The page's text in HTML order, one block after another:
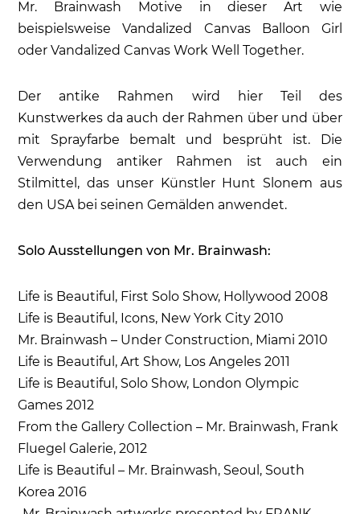
Mr. Brainwash Motive in dieser Art wie
beispielsweise Vandalized Canvas Balloon Girl
oder Vandalized Canvas Work Well Together.
Der antike Rahmen wird hier Teil des
Kunstwerkes da auch der Rahmen über und über
mit Sprayfarbe bemalt und besprüht ist. Die
Verwendung antiker Rahmen ist auch ein
Stilmittel, das unser Künstler Hunt Slonem aus
den USA bei seinen Gemälden anwendet.
Solo Ausstellungen von Mr. Brainwash:
Life is Beautiful, First Solo Show, Hollywood 2008
Life is Beautiful, Icons, New York City 2010
Mr. Brainwash – Under Construction, Miami 2010
Life is Beautiful, Art Show, Los Angeles 2011
Life is Beautiful, Solo Show, London Olympic
Games 2012
From the Gallery Collection – Mr. Brainwash, Frank
Fluegel Galerie, 2012
Life is Beautiful – Mr. Brainwash, Seoul, South
Korea 2016